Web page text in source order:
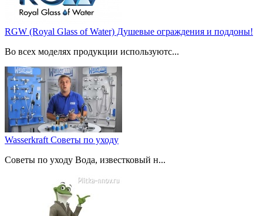
RGW (Royal Glass of Water) Душевые ограждения и поддоны!
Во всех моделях продукции используютс...
Wasserkraft Советы по уходу
Советы по уходу Вода, известковый н...